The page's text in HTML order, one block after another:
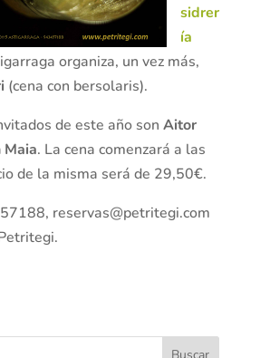
sidrer
ía
organiza, un vez más,
(cena con bersolaris).
de este año son Aitor
Maia. La cena comenzará a las
de la misma será de 29,50€.
reservas@petritegi.com